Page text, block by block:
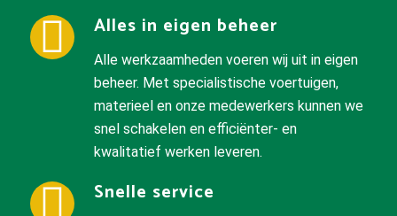
Alles in eigen beheer
Alle werkzaamheden voeren wij uit in eigen
beheer. Met specialistische voertuigen,
materieel en onze medewerkers kunnen we
snel schakelen en efficiënter- en
kwalitatief werken leveren.
Snelle service